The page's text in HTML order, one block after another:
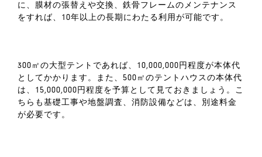
に、膜材の張替えや交換、鉄骨フレームのメンテナンス
をすれば、10年以上の長期にわたる利用が可能です。
300㎡の大型テントであれば、10,000,000円程度が本体代
としてかかります。また、500㎡のテントハウスの本体代
は、15,000,000円程度を予算として見ておきましょう。こ
ちらも基礎工事や地盤調査、消防設備などは、別途料金
が必要です。